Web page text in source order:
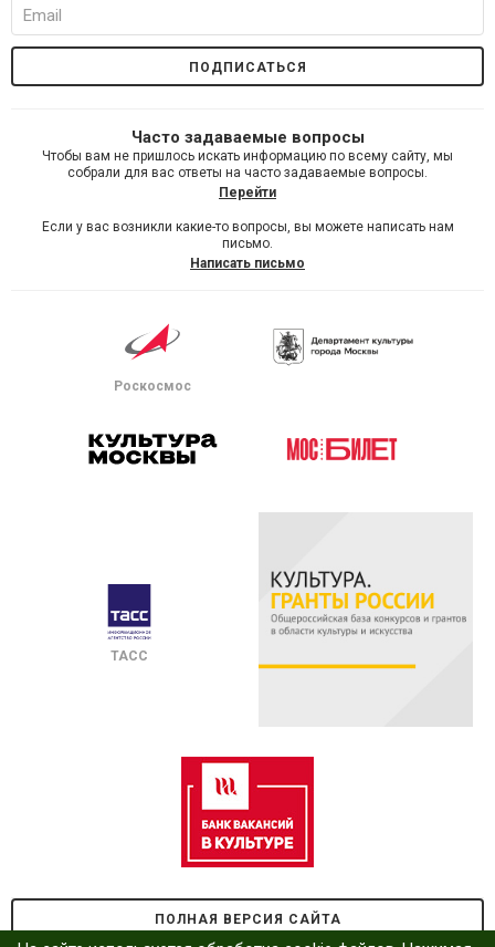
Часто задаваемые вопросы
Чтобы вам не пришлось искать информацию по всему сайту, мы
собрали для вас ответы на часто задаваемые вопросы.
Перейти
Если у вас возникли какие-то вопросы, вы можете написать нам
письмо.
Написать письмо
Роскосмос
ТАСС
ПОЛНАЯ ВЕРСИЯ САЙТА